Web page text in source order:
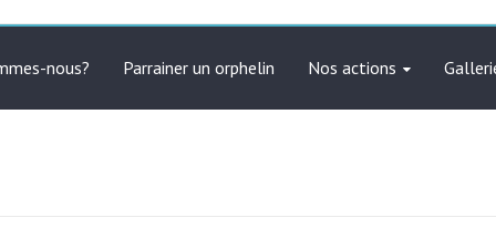
avec le peuple syrien
nous? Parrainer un orphelin Nos actions